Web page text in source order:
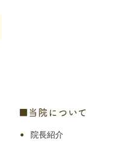
■当院について
院長紹介